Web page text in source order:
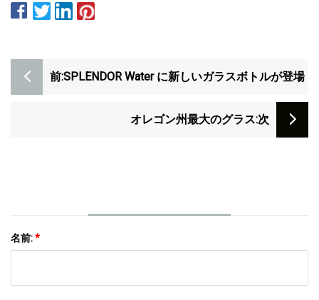
前:SPLENDOR Water に新しいガラスボトルが登場
オレゴン州最大のグラス:次
名前:*